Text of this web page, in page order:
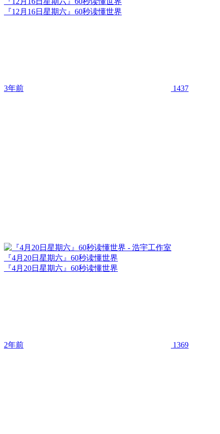
『12月16日星期六』60秒读懂世界
3年前 1437
『4月20日星期六』60秒读懂世界
『4月20日星期六』60秒读懂世界
2年前 1369